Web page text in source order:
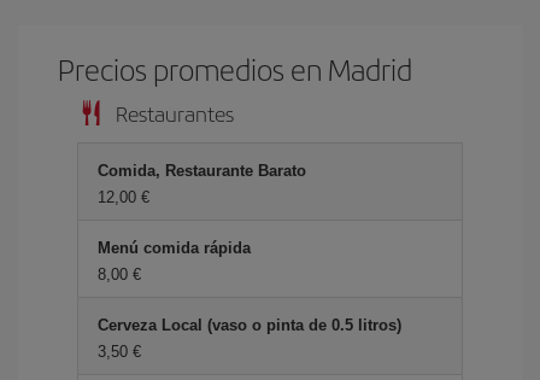
Precios promedios en Madrid
Restaurantes
Comida, Restaurante Barato
12,00 €
Menú comida rápida
8,00 €
Cerveza Local (vaso o pinta de 0.5 litros)
3,50 €